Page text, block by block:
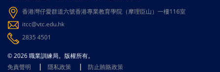
香港灣仔愛群道六號香港專業教育學院（摩理臣山）一樓116室
itcc@vtc.edu.hk
2835 4501
© 2026 職業訓練局。版權所有。
免責聲明
隱私政策 防止賄賂政策